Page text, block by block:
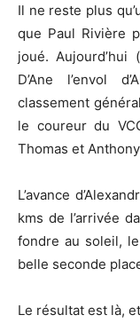
Il ne reste plus
que Paul Rivière
joué. Aujourd’hui
D’Ane l’envol
classement
le coureur du
Thomas et
L’avance
kms de l’arrivée
fondre au soleil,
belle seconde
Le résultat est là,